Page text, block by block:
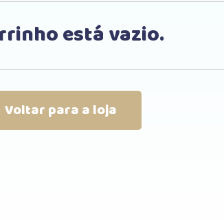
está vazio.
Voltar para a loja